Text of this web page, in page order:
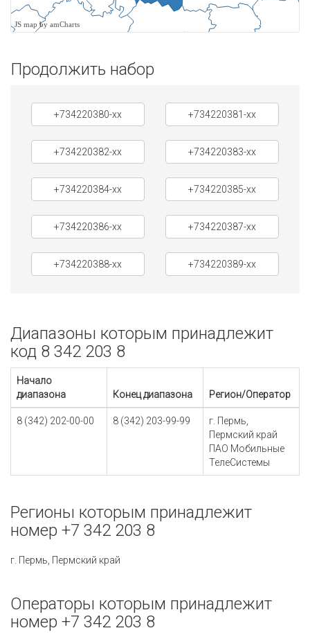
JS map by amCharts
Продолжить набор
+734220380-xx +734220381-xx
+734220382-xx +734220383-xx
+734220384-xx +734220385-xx
+734220386-xx +734220387-xx
+734220388-xx +734220389-xx
Диапазоны которым принадлежит
код 8 342 203 8
Начало
диапазона
Конец диапазона Регион/Оператор
8 (342) 202-00-00 8 (342) 203-99-99
г. Пермь,
Пермский край
ПАО Мобильные
ТелеСистемы
Регионы которым принадлежит
номер +7 342 203 8
г. Пермь, Пермский край
Операторы которым принадлежит
номер +7 342 203 8